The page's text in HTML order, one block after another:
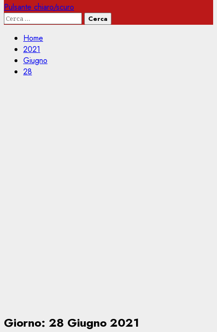
Pulsante chiaro/scuro
Ricerca
Home
2021
Giugno
28
Giorno: 28 Giugno 2021